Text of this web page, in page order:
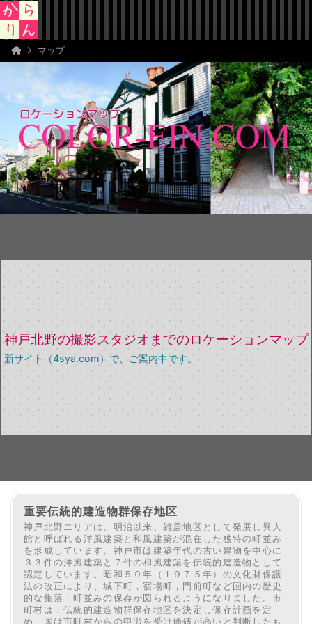
Homeマップ
神戸北野の撮影スタジオまでのロケーションマップ
新サイト（4sya.com）で、ご案内中です。
重要伝統的建造物群保存地区
神戸北野エリアは、明治以来、雑居地区として発展し異人
館と呼ばれる洋風建築と和風建築が混在した独特の町並み
を形成しています。神戸市は建築年代の古い建物を中心に
３３件の洋風建築と７件の和風建築を伝統的建造物として
認定しています。昭和５０年（１９７５年）の文化財保護
法の改正により、城下町，宿場町，門前町など国内の歴史
的な集落・町並みの保存が図られるようになりました。市
町村は，伝統的建造物群保存地区を決定し保存計画を定
め、国は市町村からの申出を受け価値が高いと判断したも